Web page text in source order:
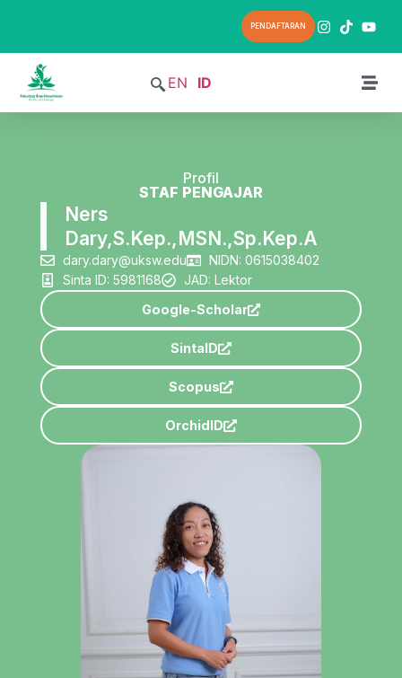
PENDAFTARAN
EN ID
Profil
STAF PENGAJAR
Ners
Dary,S.Kep.,MSN.,Sp.Kep.A
dary.dary@uksw.edu
NIDN: 0615038402
Sinta ID: 5981168
JAD: Lektor
Google-Scholar
SintaID
Scopus
OrchidID